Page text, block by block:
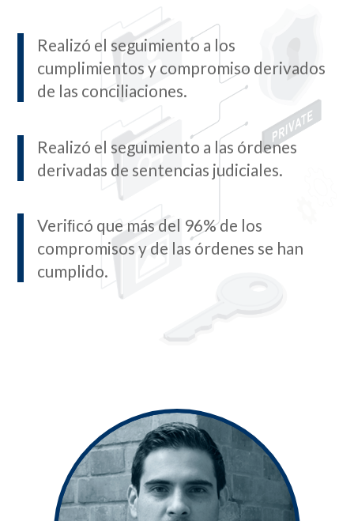
Realizó el seguimiento a los
cumplimientos y compromiso derivados
de las conciliaciones.
Realizó el seguimiento a las órdenes
derivadas de sentencias judiciales.
Veriﬁcó que más del 96% de los
compromisos y de las órdenes se han
cumplido.